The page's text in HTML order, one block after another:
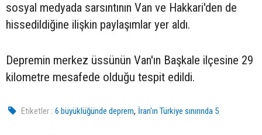
sosyal medyada sarsıntının Van ve Hakkari'den de
hissedildiğine ilişkin paylaşımlar yer aldı.
Depremin merkez üssünün Van'ın Başkale ilçesine 29
kilometre mesafede olduğu tespit edildi.
Etiketler : 6 büyüklüğünde deprem, İran'ın Türkiye sınırında 5